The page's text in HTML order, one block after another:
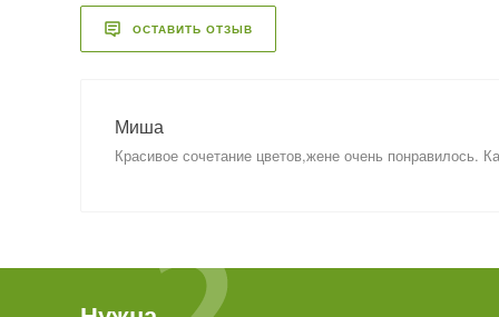
ОСТАВИТЬ ОТЗЫВ
Миша
Красивое сочетание цветов,жене очень понравилось.